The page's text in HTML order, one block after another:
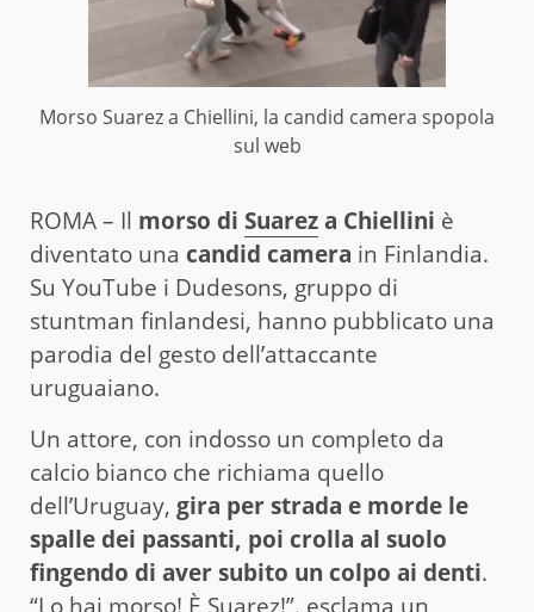
Morso Suarez a Chiellini, la candid camera spopola
sul web
ROMA – Il morso di Suareza Chiellini è
diventato una candid camera in Finlandia.
Su YouTube i Dudesons, gruppo di
stuntman finlandesi, hanno pubblicato una
parodia del gesto dell’attaccante
uruguaiano.
Un attore, con indosso un completo da
calcio bianco che richiama quello
dell’Uruguay, gira per strada e morde le
spalle dei passanti, poi crolla al suolo
fingendo di aver subito un colpo ai denti.